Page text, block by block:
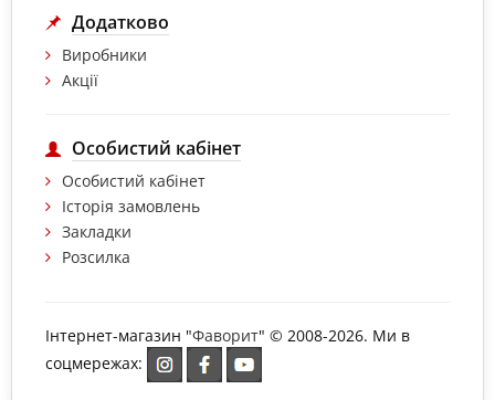
Додатково
Виробники
Акції
Особистий кабінет
Особистий кабінет
Історія замовлень
Закладки
Розсилка
Інтернет-магазин "Фаворит" © 2008-2026. Ми в
соцмережах: